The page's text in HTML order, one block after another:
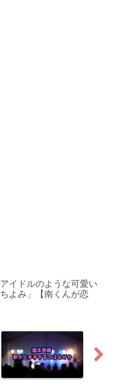
イドルのような可愛い
よみ」【南くんが恋